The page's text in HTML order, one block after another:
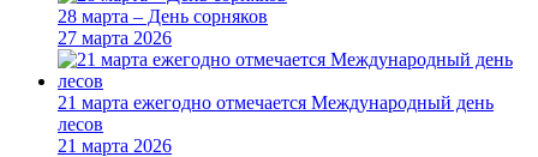
28 марта – День сорняков
27 марта 2026
21 марта ежегодно отмечается Международный день
лесов
21 марта 2026